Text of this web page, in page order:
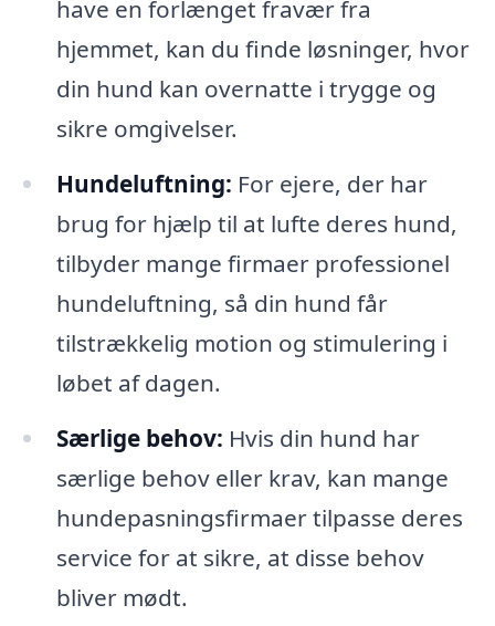
have en forlænget fravær fra
hjemmet, kan du finde løsninger, hvor
din hund kan overnatte i trygge og
sikre omgivelser.
Hundeluftning: For ejere, der har
brug for hjælp til at lufte deres hund,
tilbyder mange firmaer professionel
hundeluftning, så din hund får
tilstrækkelig motion og stimulering i
løbet af dagen.
Særlige behov: Hvis din hund har
særlige behov eller krav, kan mange
hundepasningsfirmaer tilpasse deres
service for at sikre, at disse behov
bliver mødt.